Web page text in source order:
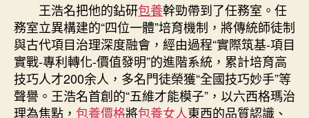
王浩名把他的鉆研包養幹勁帶到了任務室。任
務室立異構建的“四位一體”培育機制，將傳統師徒制
與古代項目治理深度融會，經由過程“實際筑基-項目
實戰-專利轉化-價值發明”的進階系統，累計培育高
技巧人才200余人，多名門徒榮獲“全國技巧妙手”等
聲譽。王浩名首創的“五維才能模子”，以六西格瑪治
理為焦點， 包養價格將包養女人東西的品質認識、